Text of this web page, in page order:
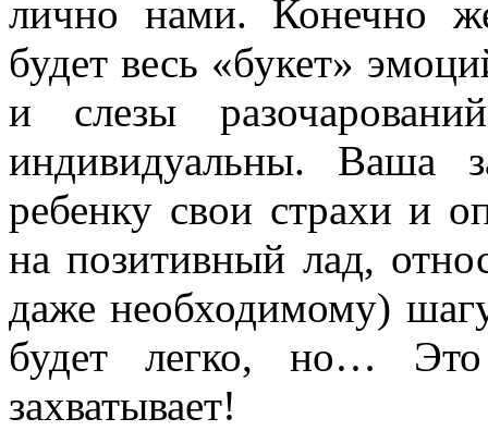
лично нами. Конечно
будет весь «букет»
и слезы
индивидуальны. Ваша
ребенку свои страхи и
на позитивный лад,
даже необходимому)
будет легко, но…
захватывает!